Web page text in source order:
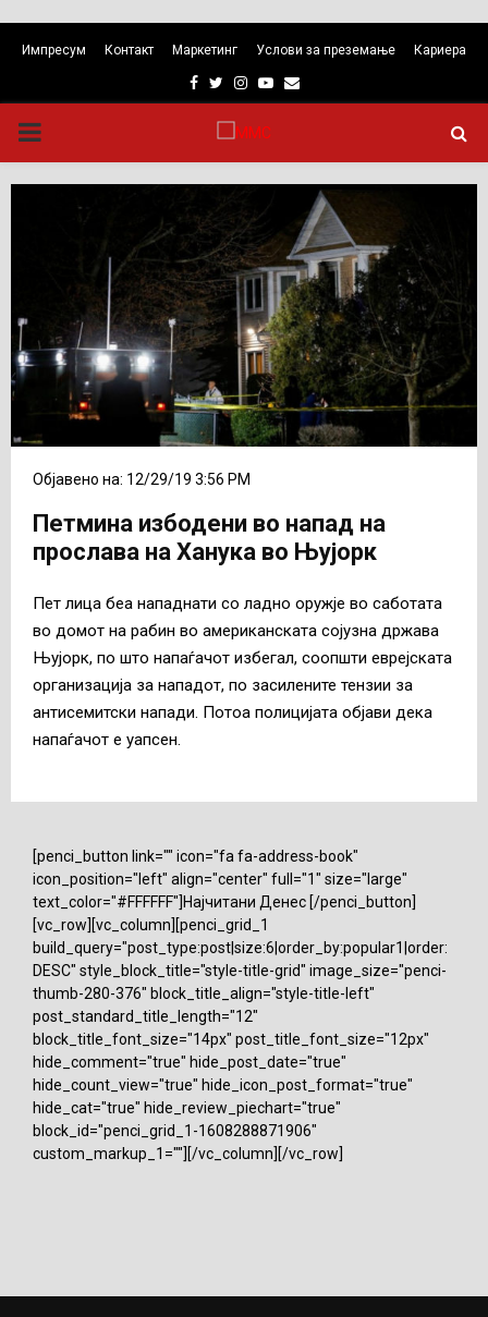
Импресум Контакт Маркетинг Услови за преземање Кариера
Facebook
TwitterInstagram
Youtube
Email
PRIMARY
MENU
Објавено на: 12/29/19 3:56 PM
Петмина избодени во напад на
прослава на Ханука во Њујорк
Пет лица беа нападнати со ладно оружје во саботата
во домот на рабин во американската сојузна држава
Њујорк, по што напаѓачот избегал, соопшти еврејската
организација за нападот, по засилените тензии за
антисемитски напади. Потоа полицијата објави дека
напаѓачот е уапсен.
[penci_button link="" icon="fa fa-address-book"
icon_position="left" align="center" full="1" size="large"
text_color="#FFFFFF"]Најчитани Денес [/penci_button]
[vc_row][vc_column][penci_grid_1
build_query="post_type:post|size:6|order_by:popular1|order:
DESC" style_block_title="style-title-grid" image_size="penci-
thumb-280-376" block_title_align="style-title-left"
post_standard_title_length="12"
block_title_font_size="14px" post_title_font_size="12px"
hide_comment="true" hide_post_date="true"
hide_count_view="true" hide_icon_post_format="true"
hide_cat="true" hide_review_piechart="true"
block_id="penci_grid_1-1608288871906"
custom_markup_1=""][/vc_column][/vc_row]